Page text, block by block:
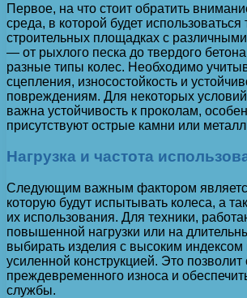
Первое, на что стоит обратить
среда, в которой будет использоваться
строительных площадках с
— от рыхлого песка до твердого
разные типы колес. Необходимо
сцепления, износостойкость и
повреждениям. Для некоторых
важна устойчивость к проколам,
присутствуют острые камни или
Нагрузка и частота
Следующим важным фактором
которую будут испытывать колеса, а
их использования. Для техники,
повышенной нагрузки или на
выбирать изделия с высоким индексом
усиленной конструкцией. Это позволит
преждевременного износа и
службы.